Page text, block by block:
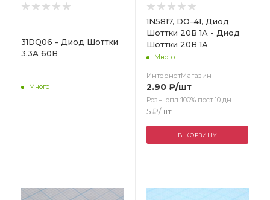
31DQ06 - Диод Шоттки
3.3А 60В
Много
1N5817, DO-41, Диод
Шоттки 20В 1A - Диод
Шоттки 20В 1A
Много
ИнтернетМагазин
2.90₽/шт
Розн. опл.:100% пост 10 дн.
5₽/шт
В КОРЗИНУ